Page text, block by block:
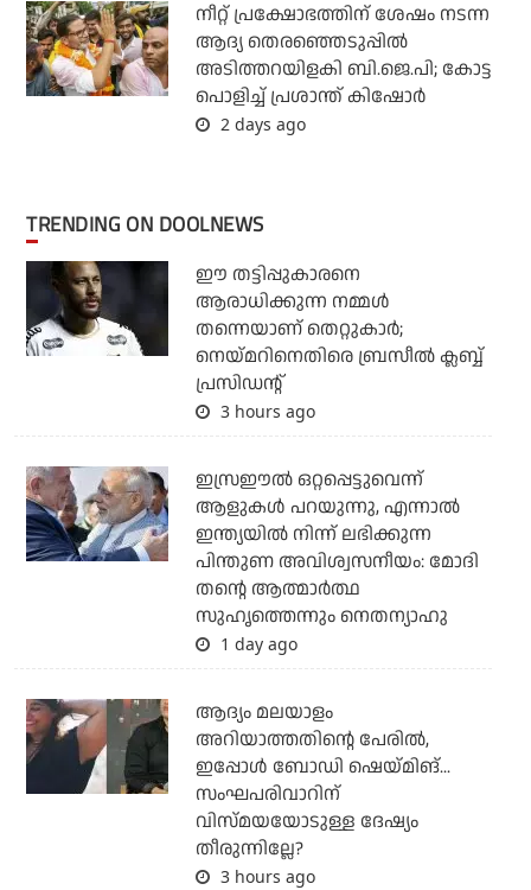
നീറ്റ് പ്രക്ഷോഭത്തിന് ശേഷം നടന്ന
ആദ്യ തെരഞ്ഞെടുപ്പില്‍
അടിത്തറയിളകി ബി.ജെ.പി; കോട്ട
പൊളിച്ച് പ്രശാന്ത് കിഷോര്‍
2 days ago
TRENDING ON DOOLNEWS
ഈ തട്ടിപ്പുകാരനെ
ആരാധിക്കുന്ന നമ്മള്‍
തന്നെയാണ് തെറ്റുകാര്‍;
നെയ്മറിനെതിരെ ബ്രസീല്‍ ക്ലബ്ബ്
പ്രസിഡന്റ്
3 hours ago
ഇസ്രഈല്‍ ഒറ്റപ്പെട്ടുവെന്ന്
ആളുകള്‍ പറയുന്നു, എന്നാല്‍
ഇന്ത്യയില്‍ നിന്ന് ലഭിക്കുന്ന
പിന്തുണ അവിശ്വസനീയം: മോദി
തന്റെ ആത്മാര്‍ത്ഥ
സുഹൃത്തെന്നും നെതന്യാഹു
1 day ago
ആദ്യം മലയാളം
അറിയാത്തതിന്റെ പേരില്‍,
ഇപ്പോള്‍ ബോഡി ഷെയ്മിങ്...
സംഘപരിവാറിന്
വിസ്മയയോടുള്ള ദേഷ്യം
തീരുന്നില്ലേ?
3 hours ago